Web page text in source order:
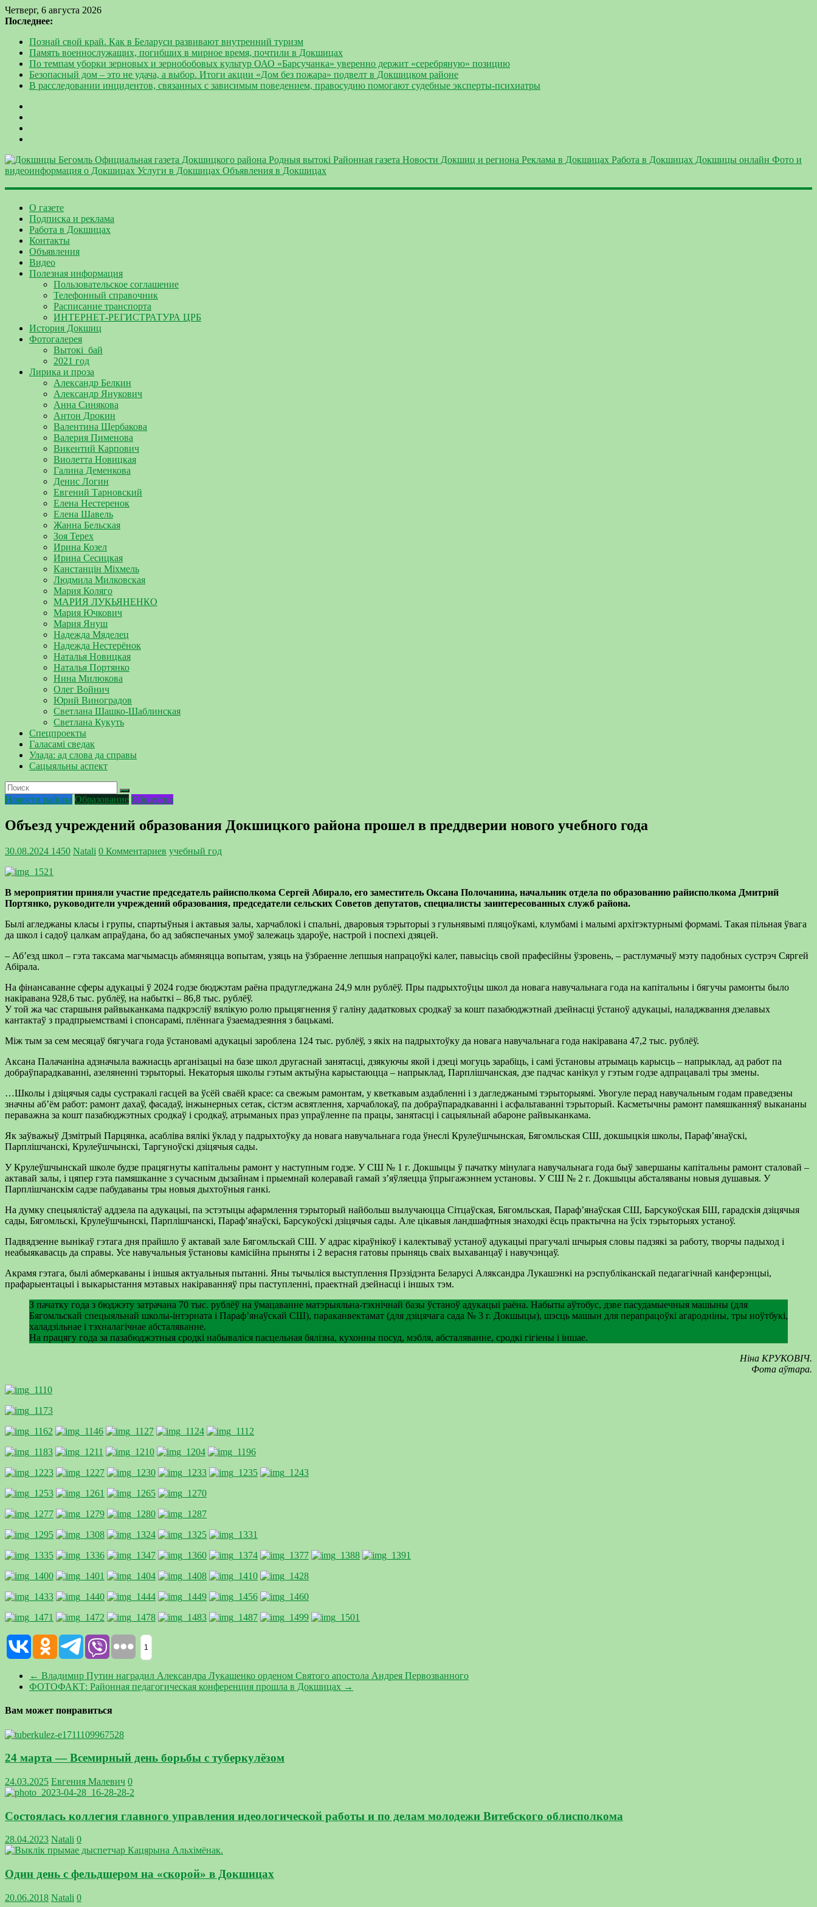
Четверг, 6 августа 2026
Последнее:
Познай свой край. Как в Беларуси развивают внутренний туризм
Память военнослужащих, погибших в мирное время, почтили в Докшицах
По темпам уборки зерновых и зернобобовых культур ОАО «Барсучанка» уверенно держит «серебряную» позицию
Безопасный дом – это не удача, а выбор. Итоги акции «Дом без пожара» подвелт в Докшицком районе
В расследовании инцидентов, связанных с зависимым поведением, правосудию помогают судебные эксперты-психиатры
О газете
Подписка и реклама
Работа в Докшицах
Контакты
Объявления
Видео
Полезная информация
Пользовательское соглашение
Телефонный справочник
Расписание транспорта
ИНТЕРНЕТ-РЕГИСТРАТУРА ЦРБ
История Докшиц
Фотогалерея
Вытокі_бай
2021 год
Лирика и проза
Александр Белкин
Александр Янукович
Анна Синякова
Антон Дрокин
Валентина Щербакова
Валерия Пименова
Викентий Карпович
Виолетта Новицкая
Галина Деменкова
Денис Логин
Евгений Тарновский
Елена Нестеренок
Елена Шавель
Жанна Бельская
Зоя Терех
Ирина Козел
Ирина Сесицкая
Канстанцін Міхмель
Людмила Милковская
Мария Коляго
МАРИЯ ЛУКЬЯНЕНКО
Мария Ючкович
Мария Януш
Надежда Мяделец
Надежда Нестерёнок
Наталья Новицкая
Наталья Портянко
Нина Милюкова
Олег Войнич
Юрий Виноградов
Светлана Шашко-Шаблинская
Светлана Кукуть
Спецпроекты
Галасамі сведак
Улада: ад слова да справы
Сацыяльны аспект
Новости района Образование Общество
Объезд учреждений образования Докшицкого района прошел в преддверии нового учебного года
30.08.2024 1450 Natali 0 Комментариев учебный год
В мероприятии приняли участие председатель райисполкома Сергей Абирало, его заместитель Оксана Полочанина, начальник отдела по образованию райисполкома Дмитрий
Портянко, руководители учреждений образования, председатели сельских Советов депутатов, специалисты заинтересованных служб района.
Былі агледжаны класы і групы, спартыўныя і актавыя залы, харчаблокі і спальні, дваровыя тэрыторыі з гульнявымі пляцоўкамі, клумбамі і малымі архітэктурнымі формамі. Такая пільная ўвага
да школ і садоў цалкам апраўдана, бо ад забяспечаных умоў залежаць здароўе, настрой і поспехі дзяцей.
– Аб’езд школ – гэта таксама магчымасць абмяняцца вопытам, узяць на ўзбраенне лепшыя напрацоўкі калег, павысіць свой прафесійны ўзровень, – растлумачыў мэту падобных сустрэч Сяргей
Абірала.
На фінансаванне сферы адукацыі ў 2024 годзе бюджэтам раёна прадугледжана 24,9 млн рублёў. Пры падрыхтоўцы школ да новага навучальнага года на капітальны і бягучы рамонты было
накіравана 928,6 тыс. рублёў, на набыткі – 86,8 тыс. рублёў.
У той жа час старшыня райвыканкама падкрэсліў вялікую ролю прыцягнення ў галіну дадатковых сродкаў за кошт пазабюджэтнай дзейнасці ўстаноў адукацыі, наладжвання дзелавых
кантактаў з прадпрыемствамі і спонсарамі, плённага ўзаемадзеяння з бацькамі.
Між тым за сем месяцаў бягучага года ўстановамі адукацыі зароблена 124 тыс. рублёў, з якіх на падрыхтоўку да новага навучальнага года накіравана 47,2 тыс. рублёў.
Аксана Палачаніна адзначыла важнасць арганізацыі на базе школ другаснай занятасці, дзякуючы якой і дзеці могуць зарабіць, і самі ўстановы атрымаць карысць – напрыклад, ад работ па
добраўпарадкаванні, азеляненні тэрыторыі. Некаторыя школы гэтым актыўна карыстаюцца – напрыклад, Парплішчанская, дзе падчас канікул у гэтым годзе адпрацавалі тры змены.
…Школы і дзіцячыя сады сустракалі гасцей ва ўсёй сваёй красе: са свежым рамонтам, у кветкавым аздабленні і з дагледжанымі тэрыторыямі. Увогуле перад навучальным годам праведзены
значны аб’ём работ: рамонт дахаў, фасадаў, інжынерных сетак, сістэм асвятлення, харчаблокаў, па добраўпарадкаванні і асфальтаванні тэрыторый. Касметычны рамонт памяшканняў выкананы
пераважна за кошт пазабюджэтных сродкаў і сродкаў, атрыманых праз упраўленне па працы, занятасці i сацыяльнай абароне райвыканкама.
Як заўважыў Дзмітрый Парцянка, асабліва вялікі ўклад у падрыхтоўку да новага навучальнага года ўнеслі Крулеўшчынская, Бягомльская СШ, докшыцкія школы, Параф’янаўскі,
Парплішчанскі, Крулеўшчынскі, Таргуноўскі дзіцячыя сады.
У Крулеўшчынскай школе будзе працягнуты капітальны рамонт у наступным годзе. У СШ № 1 г. Докшыцы ў пачатку мінулага навучальнага года быў завершаны капітальны рамонт сталовай –
актавай залы, і цяпер гэта памяшканне з сучасным дызайнам і прыемнай колеравай гамай з’яўляецца ўпрыгажэннем установы. У СШ № 2 г. Докшыцы абсталяваны новыя душавыя. У
Парплішчанскім садзе пабудаваны тры новыя дыхтоўныя ганкі.
На думку спецыялістаў аддзела па адукацыі, па эстэтыцы афармлення тэрыторый найбольш вылучаюцца Сітцаўская, Бягомльская, Параф’янаўская СШ, Барсукоўская БШ, гарадскія дзіцячыя
сады, Бягомльскі, Крулеўшчынскі, Парплішчанскі, Параф’янаўскі, Барсукоўскі дзіцячыя сады. Але цікавыя ландшафтныя знаходкі ёсць практычна на ўсіх тэрыторыях устаноў.
Падвядзенне вынікаў гэтага дня прайшло ў актавай зале Бягомльскай СШ. У адрас кіраўнікоў і калектываў устаноў адукацыі прагучалі шчырыя словы падзякі за работу, творчы падыход і
неабыякавасць да справы. Усе навучальныя ўстановы камісійна прыняты і 2 верасня гатовы прыняць сваіх выхаванцаў і навучэнцаў.
Акрамя гэтага, былі абмеркаваны і іншыя актуальныя пытанні. Яны тычыліся выступлення Прэзідэнта Беларусі Аляксандра Лукашэнкі на рэспубліканскай педагагічнай канферэнцыі,
прафарыентацыі і выкарыстання мэтавых накіраванняў пры паступленні, праектнай дзейнасці і іншых тэм.
З пачатку года з бюджэту затрачана 70 тыс. рублёў на ўмацаванне матэрыяльна-тэхнічнай базы ўстаноў адукацыі раёна. Набыты аўтобус, дзве пасудамыечныя машыны (для
Бягомльскай спецыяльнай школы-інтэрната і Параф’янаўскай СШ), параканвектамат (для дзіцячага сада № 3 г. Докшыцы), шэсць машын для перапрацоўкі агародніны, тры ноўтбукі,
халадзільнае і тэхналагічнае абсталяванне.
На працягу года за пазабюджэтныя сродкі набываліся пасцельная бялізна, кухонны посуд, мэбля, абсталяванне, сродкі гігіены і іншае.
Ніна КРУКОВІЧ.
Фота аўтара.
1
← Владимир Путин наградил Александра Лукашенко орденом Святого апостола Андрея Первозванного
ФОТОФАКТ: Районная педагогическая конференция прошла в Докшицах →
Вам может понравиться
24 марта — Всемирный день борьбы с туберкулёзом
24.03.2025 Евгения Малевич 0
Состоялась коллегия главного управления идеологической работы и по делам молодежи Витебского облисполкома
28.04.2023 Natali 0
Один день с фельдшером на «скорой» в Докшицах
20.06.2018 Natali 0